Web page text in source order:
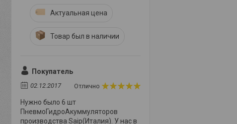
Актуальная цена
Товар был в наличии
Покупатель
02.12.2017 Отлично
Нужно было 6 шт
ПневмоГидроАкуммуляторов
производства Saip(Италия). У нас в